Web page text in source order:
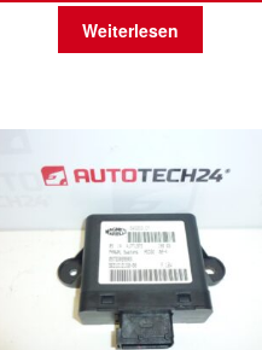
Weiterlesen